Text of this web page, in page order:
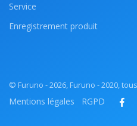
Service
Enregistrement produit
© Furuno - 2026, Furuno - 2020,
Mentions légales RGPD